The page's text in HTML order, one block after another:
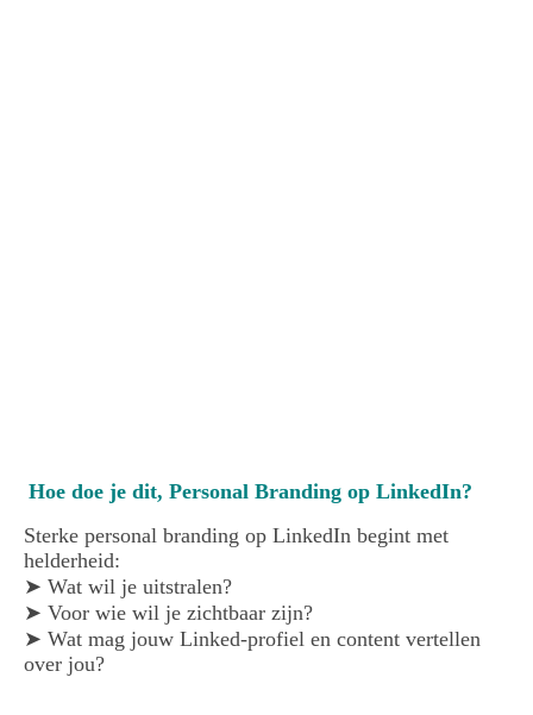
Hoe doe je dit, Personal Branding op LinkedIn?
Sterke personal branding op LinkedIn begint met
helderheid:
➤ Wat wil je uitstralen?
➤ Voor wie wil je zichtbaar zijn?
➤ Wat mag jouw Linked-profiel en content vertellen
over jou?